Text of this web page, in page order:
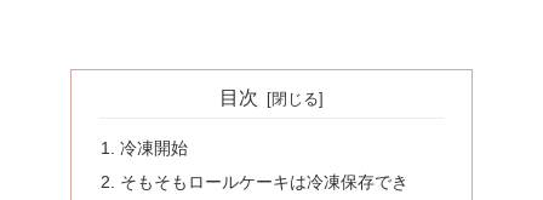
目次
冷凍開始
そもそもロールケーキは冷凍保存でき